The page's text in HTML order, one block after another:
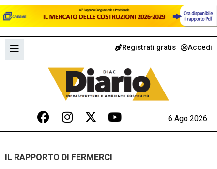
Registrati gratis Accedi
6 Ago 2026
IL RAPPORTO DI FERMERCI